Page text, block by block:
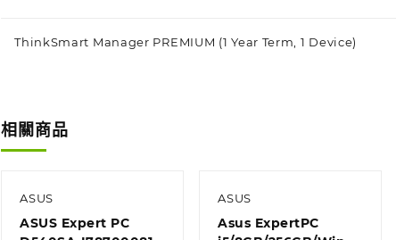
ThinkSmart Manager PREMIUM (1 Year Term, 1 Device)
相關商品
ASUS
ASUS Expert PC
ASUS
Asus ExpertPC